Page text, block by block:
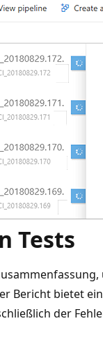
Tests
Bericht bietet
der